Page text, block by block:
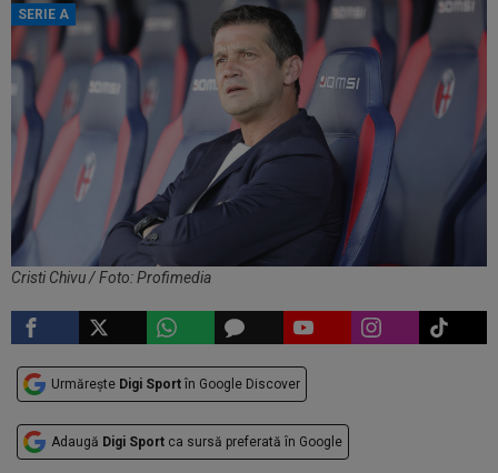
SERIE A
Cristi Chivu / Foto: Profimedia
Urmărește Digi Sport în Google Discover
Adaugă Digi Sport ca sursă preferată în Google